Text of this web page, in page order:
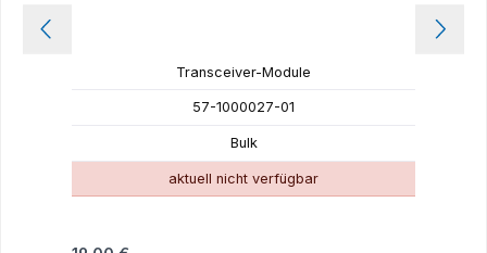
Transceiver-Module
57-1000027-01
Bulk
aktuell nicht verfügbar